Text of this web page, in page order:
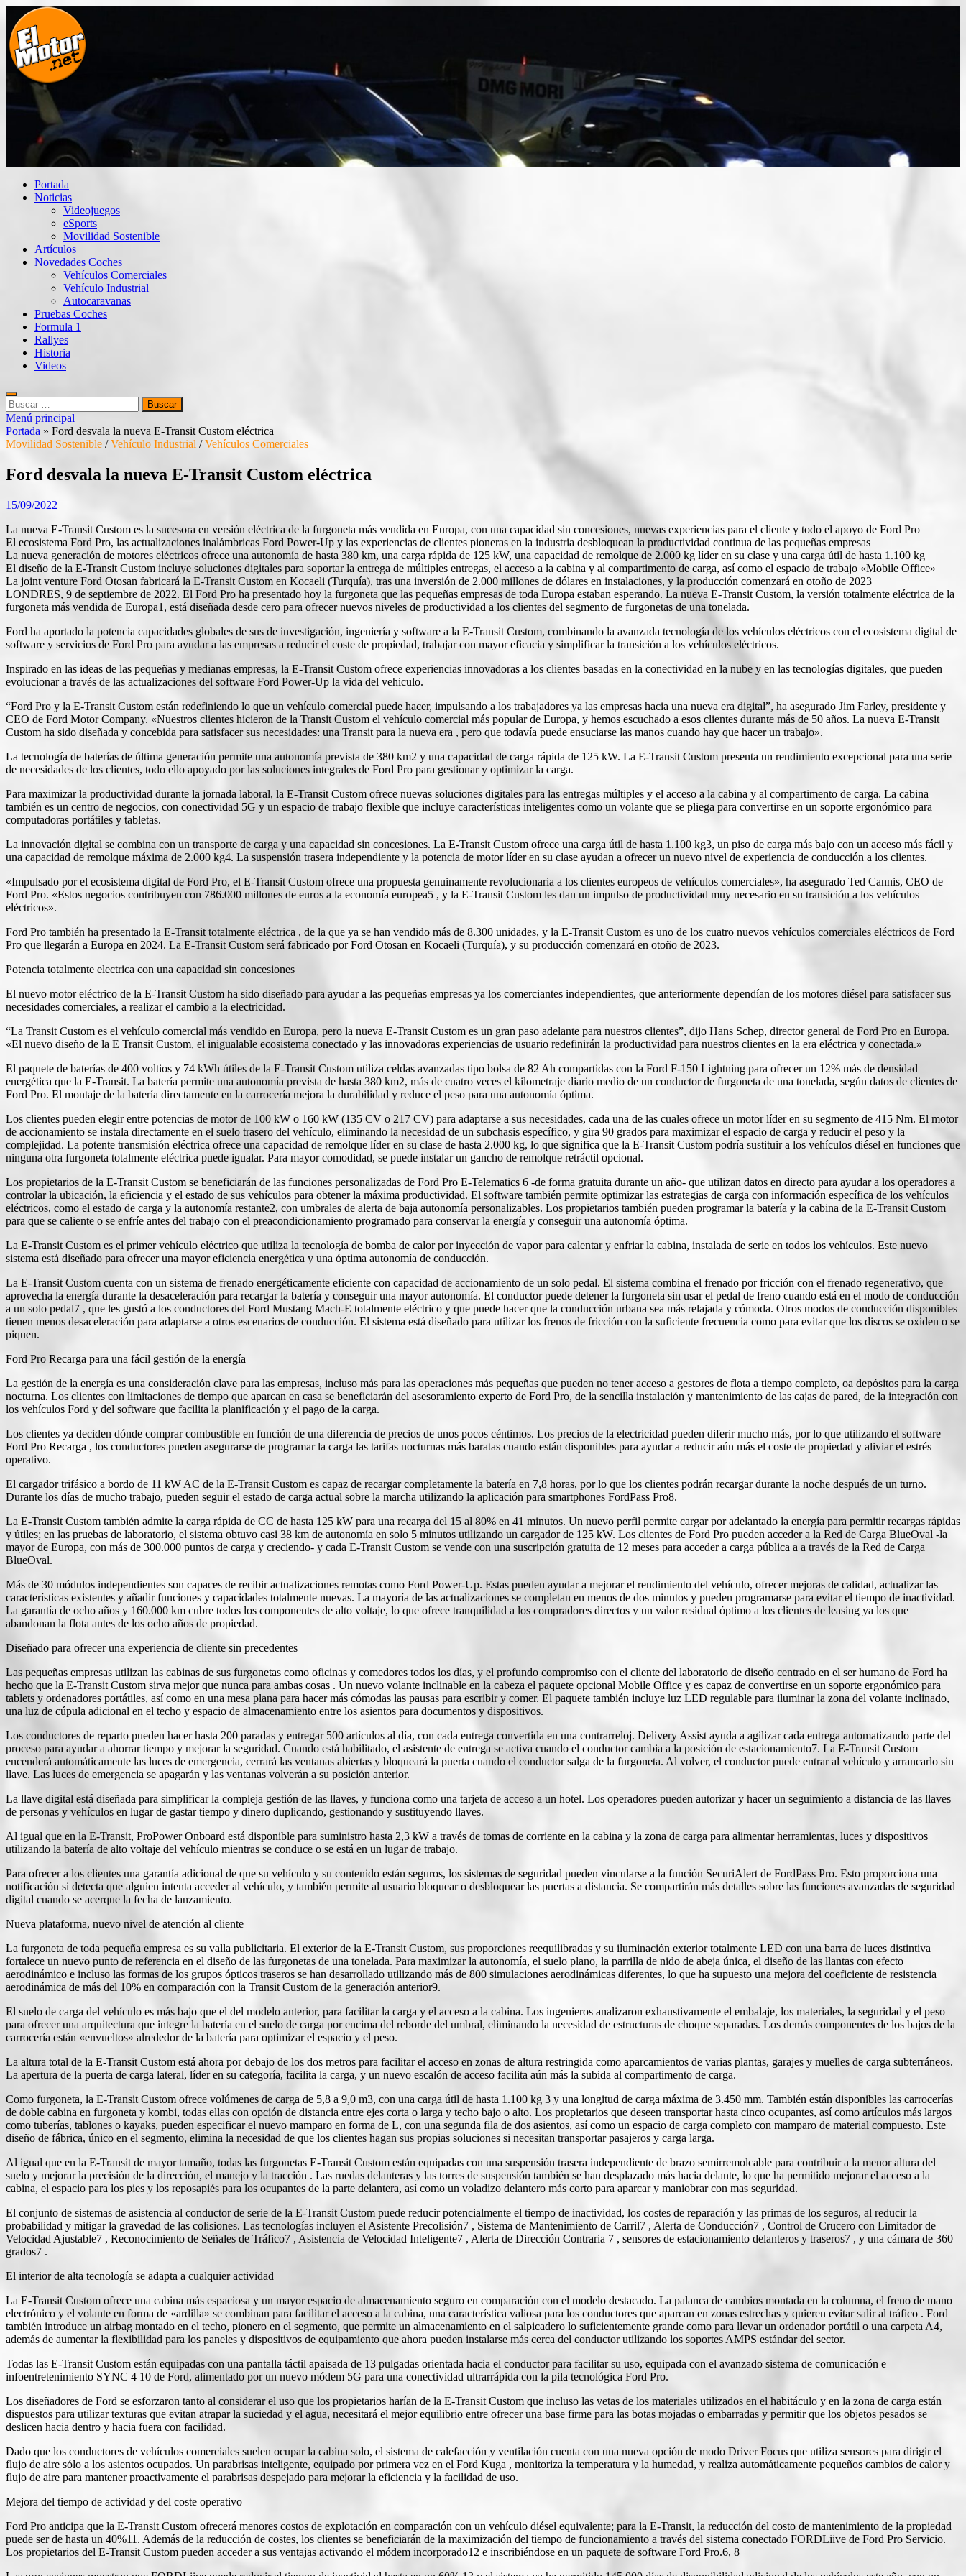
Saltar
contenido
El Motor punto Net
Información sobre novedades y pruebas de Automóviles
Portada
Noticias
Videojuegos
eSports
Movilidad Sostenible
Artículos
Novedades Coches
Vehículos Comerciales
Vehículo Industrial
Autocaravanas
Pruebas Coches
Formula 1
Rallyes
Historia
Videos
Buscar:
Menú principal
Portada » Ford desvala la nueva E-Transit Custom eléctrica
Movilidad Sostenible /Vehículo Industrial /Vehículos Comerciales
Ford desvala la nueva E-Transit Custom eléctrica
15/09/2022
La nueva E-Transit Custom es la sucesora en versión eléctrica de la furgoneta más vendida en Europa, con una capacidad sin concesiones, nuevas experiencias para el cliente y todo el apoyo de Ford Pro
El ecosistema Ford Pro, las actualizaciones inalámbricas Ford Power-Up y las experiencias de clientes pioneras en la industria desbloquean la productividad continua de las pequeñas empresas
La nueva generación de motores eléctricos ofrece una autonomía de hasta 380 km, una carga rápida de 125 kW, una capacidad de remolque de 2.000 kg líder en su clase y una carga útil de hasta 1.100 kg
El diseño de la E-Transit Custom incluye soluciones digitales para soportar la entrega de múltiples entregas, el acceso a la cabina y al compartimento de carga, así como el espacio de trabajo «Mobile Office»
La joint venture Ford Otosan fabricará la E-Transit Custom en Kocaeli (Turquía), tras una inversión de 2.000 millones de dólares en instalaciones, y la producción comenzará en otoño de 2023
LONDRES, 9 de septiembre de 2022. El Ford Pro ha presentado hoy la furgoneta que las pequeñas empresas de toda Europa estaban esperando. La nueva E-Transit Custom, la versión totalmente eléctrica de la
furgoneta más vendida de Europa1, está diseñada desde cero para ofrecer nuevos niveles de productividad a los clientes del segmento de furgonetas de una tonelada.
Ford ha aportado la potencia capacidades globales de sus de investigación, ingeniería y software a la E-Transit Custom, combinando la avanzada tecnología de los vehículos eléctricos con el ecosistema digital de
software y servicios de Ford Pro para ayudar a las empresas a reducir el coste de propiedad, trabajar con mayor eficacia y simplificar la transición a los vehículos eléctricos.
Inspirado en las ideas de las pequeñas y medianas empresas, la E-Transit Custom ofrece experiencias innovadoras a los clientes basadas en la conectividad en la nube y en las tecnologías digitales, que pueden
evolucionar a través de las actualizaciones del software Ford Power-Up la vida del vehiculo.
“Ford Pro y la E-Transit Custom están redefiniendo lo que un vehículo comercial puede hacer, impulsando a los trabajadores ya las empresas hacia una nueva era digital”, ha asegurado Jim Farley, presidente y
CEO de Ford Motor Company. «Nuestros clientes hicieron de la Transit Custom el vehículo comercial más popular de Europa, y hemos escuchado a esos clientes durante más de 50 años. La nueva E-Transit
Custom ha sido diseñada y concebida para satisfacer sus necesidades: una Transit para la nueva era , pero que todavía puede ensuciarse las manos cuando hay que hacer un trabajo».
La tecnología de baterías de última generación permite una autonomía prevista de 380 km2 y una capacidad de carga rápida de 125 kW. La E-Transit Custom presenta un rendimiento excepcional para una serie
de necesidades de los clientes, todo ello apoyado por las soluciones integrales de Ford Pro para gestionar y optimizar la carga.
Para maximizar la productividad durante la jornada laboral, la E-Transit Custom ofrece nuevas soluciones digitales para las entregas múltiples y el acceso a la cabina y al compartimento de carga. La cabina
también es un centro de negocios, con conectividad 5G y un espacio de trabajo flexible que incluye características inteligentes como un volante que se pliega para convertirse en un soporte ergonómico para
computadoras portátiles y tabletas.
La innovación digital se combina con un transporte de carga y una capacidad sin concesiones. La E-Transit Custom ofrece una carga útil de hasta 1.100 kg3, un piso de carga más bajo con un acceso más fácil y
una capacidad de remolque máxima de 2.000 kg4. La suspensión trasera independiente y la potencia de motor líder en su clase ayudan a ofrecer un nuevo nivel de experiencia de conducción a los clientes.
«Impulsado por el ecosistema digital de Ford Pro, el E-Transit Custom ofrece una propuesta genuinamente revolucionaria a los clientes europeos de vehículos comerciales», ha asegurado Ted Cannis, CEO de
Ford Pro. «Estos negocios contribuyen con 786.000 millones de euros a la economía europea5 , y la E-Transit Custom les dan un impulso de productividad muy necesario en su transición a los vehículos
eléctricos».
Ford Pro también ha presentado la E-Transit totalmente eléctrica , de la que ya se han vendido más de 8.300 unidades, y la E-Transit Custom es uno de los cuatro nuevos vehículos comerciales eléctricos de Ford
Pro que llegarán a Europa en 2024. La E-Transit Custom será fabricado por Ford Otosan en Kocaeli (Turquía), y su producción comenzará en otoño de 2023.
Potencia totalmente electrica con una capacidad sin concesiones
El nuevo motor eléctrico de la E-Transit Custom ha sido diseñado para ayudar a las pequeñas empresas ya los comerciantes independientes, que anteriormente dependían de los motores diésel para satisfacer sus
necesidades comerciales, a realizar el cambio a la electricidad.
“La Transit Custom es el vehículo comercial más vendido en Europa, pero la nueva E-Transit Custom es un gran paso adelante para nuestros clientes”, dijo Hans Schep, director general de Ford Pro en Europa.
«El nuevo diseño de la E Transit Custom, el inigualable ecosistema conectado y las innovadoras experiencias de usuario redefinirán la productividad para nuestros clientes en la era eléctrica y conectada.»
El paquete de baterías de 400 voltios y 74 kWh útiles de la E-Transit Custom utiliza celdas avanzadas tipo bolsa de 82 Ah compartidas con la Ford F-150 Lightning para ofrecer un 12% más de densidad
energética que la E-Transit. La batería permite una autonomía prevista de hasta 380 km2, más de cuatro veces el kilometraje diario medio de un conductor de furgoneta de una tonelada, según datos de clientes de
Ford Pro. El montaje de la batería directamente en la carrocería mejora la durabilidad y reduce el peso para una autonomía óptima.
Los clientes pueden elegir entre potencias de motor de 100 kW o 160 kW (135 CV o 217 CV) para adaptarse a sus necesidades, cada una de las cuales ofrece un motor líder en su segmento de 415 Nm. El motor
de accionamiento se instala directamente en el suelo trasero del vehículo, eliminando la necesidad de un subchasis específico, y gira 90 grados para maximizar el espacio de carga y reducir el peso y la
complejidad. La potente transmisión eléctrica ofrece una capacidad de remolque líder en su clase de hasta 2.000 kg, lo que significa que la E-Transit Custom podría sustituir a los vehículos diésel en funciones que
ninguna otra furgoneta totalmente eléctrica puede igualar. Para mayor comodidad, se puede instalar un gancho de remolque retráctil opcional.
Los propietarios de la E-Transit Custom se beneficiarán de las funciones personalizadas de Ford Pro E-Telematics 6 -de forma gratuita durante un año- que utilizan datos en directo para ayudar a los operadores a
controlar la ubicación, la eficiencia y el estado de sus vehículos para obtener la máxima productividad. El software también permite optimizar las estrategias de carga con información específica de los vehículos
eléctricos, como el estado de carga y la autonomía restante2, con umbrales de alerta de baja autonomía personalizables. Los propietarios también pueden programar la batería y la cabina de la E-Transit Custom
para que se caliente o se enfríe antes del trabajo con el preacondicionamiento programado para conservar la energía y conseguir una autonomía óptima.
La E-Transit Custom es el primer vehículo eléctrico que utiliza la tecnología de bomba de calor por inyección de vapor para calentar y enfriar la cabina, instalada de serie en todos los vehículos. Este nuevo
sistema está diseñado para ofrecer una mayor eficiencia energética y una óptima autonomía de conducción.
La E-Transit Custom cuenta con un sistema de frenado energéticamente eficiente con capacidad de accionamiento de un solo pedal. El sistema combina el frenado por fricción con el frenado regenerativo, que
aprovecha la energía durante la desaceleración para recargar la batería y conseguir una mayor autonomía. El conductor puede detener la furgoneta sin usar el pedal de freno cuando está en el modo de conducción
a un solo pedal7 , que les gustó a los conductores del Ford Mustang Mach-E totalmente eléctrico y que puede hacer que la conducción urbana sea más relajada y cómoda. Otros modos de conducción disponibles
tienen menos desaceleración para adaptarse a otros escenarios de conducción. El sistema está diseñado para utilizar los frenos de fricción con la suficiente frecuencia como para evitar que los discos se oxiden o se
piquen.
Ford Pro Recarga para una fácil gestión de la energía
La gestión de la energía es una consideración clave para las empresas, incluso más para las operaciones más pequeñas que pueden no tener acceso a gestores de flota a tiempo completo, oa depósitos para la carga
nocturna. Los clientes con limitaciones de tiempo que aparcan en casa se beneficiarán del asesoramiento experto de Ford Pro, de la sencilla instalación y mantenimiento de las cajas de pared, de la integración con
los vehículos Ford y del software que facilita la planificación y el pago de la carga.
Los clientes ya deciden dónde comprar combustible en función de una diferencia de precios de unos pocos céntimos. Los precios de la electricidad pueden diferir mucho más, por lo que utilizando el software
Ford Pro Recarga , los conductores pueden asegurarse de programar la carga las tarifas nocturnas más baratas cuando están disponibles para ayudar a reducir aún más el coste de propiedad y aliviar el estrés
operativo.
El cargador trifásico a bordo de 11 kW AC de la E-Transit Custom es capaz de recargar completamente la batería en 7,8 horas, por lo que los clientes podrán recargar durante la noche después de un turno.
Durante los días de mucho trabajo, pueden seguir el estado de carga actual sobre la marcha utilizando la aplicación para smartphones FordPass Pro8.
La E-Transit Custom también admite la carga rápida de CC de hasta 125 kW para una recarga del 15 al 80% en 41 minutos. Un nuevo perfil permite cargar por adelantado la energía para permitir recargas rápidas
y útiles; en las pruebas de laboratorio, el sistema obtuvo casi 38 km de autonomía en solo 5 minutos utilizando un cargador de 125 kW. Los clientes de Ford Pro pueden acceder a la Red de Carga BlueOval -la
mayor de Europa, con más de 300.000 puntos de carga y creciendo- y cada E-Transit Custom se vende con una suscripción gratuita de 12 meses para acceder a carga pública a a través de la Red de Carga
BlueOval.
Más de 30 módulos independientes son capaces de recibir actualizaciones remotas como Ford Power-Up. Estas pueden ayudar a mejorar el rendimiento del vehículo, ofrecer mejoras de calidad, actualizar las
características existentes y añadir funciones y capacidades totalmente nuevas. La mayoría de las actualizaciones se completan en menos de dos minutos y pueden programarse para evitar el tiempo de inactividad.
La garantía de ocho años y 160.000 km cubre todos los componentes de alto voltaje, lo que ofrece tranquilidad a los compradores directos y un valor residual óptimo a los clientes de leasing ya los que
abandonan la flota antes de los ocho años de propiedad.
Diseñado para ofrecer una experiencia de cliente sin precedentes
Las pequeñas empresas utilizan las cabinas de sus furgonetas como oficinas y comedores todos los días, y el profundo compromiso con el cliente del laboratorio de diseño centrado en el ser humano de Ford ha
hecho que la E-Transit Custom sirva mejor que nunca para ambas cosas . Un nuevo volante inclinable en la cabeza el paquete opcional Mobile Office y es capaz de convertirse en un soporte ergonómico para
tablets y ordenadores portátiles, así como en una mesa plana para hacer más cómodas las pausas para escribir y comer. El paquete también incluye luz LED regulable para iluminar la zona del volante inclinado,
una luz de cúpula adicional en el techo y espacio de almacenamiento entre los asientos para documentos y dispositivos.
Los conductores de reparto pueden hacer hasta 200 paradas y entregar 500 artículos al día, con cada entrega convertida en una contrarreloj. Delivery Assist ayuda a agilizar cada entrega automatizando parte del
proceso para ayudar a ahorrar tiempo y mejorar la seguridad. Cuando está habilitado, el asistente de entrega se activa cuando el conductor cambia a la posición de estacionamiento7. La E-Transit Custom
encenderá automáticamente las luces de emergencia, cerrará las ventanas abiertas y bloqueará la puerta cuando el conductor salga de la furgoneta. Al volver, el conductor puede entrar al vehículo y arrancarlo sin
llave. Las luces de emergencia se apagarán y las ventanas volverán a su posición anterior.
La llave digital está diseñada para simplificar la compleja gestión de las llaves, y funciona como una tarjeta de acceso a un hotel. Los operadores pueden autorizar y hacer un seguimiento a distancia de las llaves
de personas y vehículos en lugar de gastar tiempo y dinero duplicando, gestionando y sustituyendo llaves.
Al igual que en la E-Transit, ProPower Onboard está disponible para suministro hasta 2,3 kW a través de tomas de corriente en la cabina y la zona de carga para alimentar herramientas, luces y dispositivos
utilizando la batería de alto voltaje del vehículo mientras se conduce o se está en un lugar de trabajo.
Para ofrecer a los clientes una garantía adicional de que su vehículo y su contenido están seguros, los sistemas de seguridad pueden vincularse a la función SecuriAlert de FordPass Pro. Esto proporciona una
notificación si detecta que alguien intenta acceder al vehículo, y también permite al usuario bloquear o desbloquear las puertas a distancia. Se compartirán más detalles sobre las funciones avanzadas de seguridad
digital cuando se acerque la fecha de lanzamiento.
Nueva plataforma, nuevo nivel de atención al cliente
La furgoneta de toda pequeña empresa es su valla publicitaria. El exterior de la E-Transit Custom, sus proporciones reequilibradas y su iluminación exterior totalmente LED con una barra de luces distintiva
fortalece un nuevo punto de referencia en el diseño de las furgonetas de una tonelada. Para maximizar la autonomía, el suelo plano, la parrilla de nido de abeja única, el diseño de las llantas con efecto
aerodinámico e incluso las formas de los grupos ópticos traseros se han desarrollado utilizando más de 800 simulaciones aerodinámicas diferentes, lo que ha supuesto una mejora del coeficiente de resistencia
aerodinámica de más del 10% en comparación con la Transit Custom de la generación anterior9.
El suelo de carga del vehículo es más bajo que el del modelo anterior, para facilitar la carga y el acceso a la cabina. Los ingenieros analizaron exhaustivamente el embalaje, los materiales, la seguridad y el peso
para ofrecer una arquitectura que integre la batería en el suelo de carga por encima del reborde del umbral, eliminando la necesidad de estructuras de choque separadas. Los demás componentes de los bajos de la
carrocería están «envueltos» alrededor de la batería para optimizar el espacio y el peso.
La altura total de la E-Transit Custom está ahora por debajo de los dos metros para facilitar el acceso en zonas de altura restringida como aparcamientos de varias plantas, garajes y muelles de carga subterráneos.
La apertura de la puerta de carga lateral, líder en su categoría, facilita la carga, y un nuevo escalón de acceso facilita aún más la subida al compartimento de carga.
Como furgoneta, la E-Transit Custom ofrece volúmenes de carga de 5,8 a 9,0 m3, con una carga útil de hasta 1.100 kg 3 y una longitud de carga máxima de 3.450 mm. También están disponibles las carrocerías
de doble cabina en furgoneta y kombi, todas ellas con opción de distancia entre ejes corta o larga y techo bajo o alto. Los propietarios que deseen transportar hasta cinco ocupantes, así como artículos más largos
como tuberías, tablones o kayaks, pueden especificar el nuevo mamparo en forma de L, con una segunda fila de dos asientos, así como un espacio de carga completo con mamparo de material compuesto. Este
diseño de fábrica, único en el segmento, elimina la necesidad de que los clientes hagan sus propias soluciones si necesitan transportar pasajeros y carga larga.
Al igual que en la E-Transit de mayor tamaño, todas las furgonetas E-Transit Custom están equipadas con una suspensión trasera independiente de brazo semirremolcable para contribuir a la menor altura del
suelo y mejorar la precisión de la dirección, el manejo y la tracción . Las ruedas delanteras y las torres de suspensión también se han desplazado más hacia delante, lo que ha permitido mejorar el acceso a la
cabina, el espacio para los pies y los reposapiés para los ocupantes de la parte delantera, así como un voladizo delantero más corto para aparcar y maniobrar con mas seguridad.
El conjunto de sistemas de asistencia al conductor de serie de la E-Transit Custom puede reducir potencialmente el tiempo de inactividad, los costes de reparación y las primas de los seguros, al reducir la
probabilidad y mitigar la gravedad de las colisiones. Las tecnologías incluyen el Asistente Precolisión7 , Sistema de Mantenimiento de Carril7 , Alerta de Conducción7 , Control de Crucero con Limitador de
Velocidad Ajustable7 , Reconocimiento de Señales de Tráfico7 , Asistencia de Velocidad Inteligente7 , Alerta de Dirección Contraria 7 , sensores de estacionamiento delanteros y traseros7 , y una cámara de 360 ​​
grados7 .
El interior de alta tecnología se adapta a cualquier actividad
La E-Transit Custom ofrece una cabina más espaciosa y un mayor espacio de almacenamiento seguro en comparación con el modelo destacado. La palanca de cambios montada en la columna, el freno de mano
electrónico y el volante en forma de «ardilla» se combinan para facilitar el acceso a la cabina, una característica valiosa para los conductores que aparcan en zonas estrechas y quieren evitar salir al tráfico . Ford
también introduce un airbag montado en el techo, pionero en el segmento, que permite un almacenamiento en el salpicadero lo suficientemente grande como para llevar un ordenador portátil o una carpeta A4,
además de aumentar la flexibilidad para los paneles y dispositivos de equipamiento que ahora pueden instalarse más cerca del conductor utilizando los soportes AMPS estándar del sector.
Todas las E-Transit Custom están equipadas con una pantalla táctil apaisada de 13 pulgadas orientada hacia el conductor para facilitar su uso, equipada con el avanzado sistema de comunicación e
infoentretenimiento SYNC 4 10 de Ford, alimentado por un nuevo módem 5G para una conectividad ultrarrápida con la pila tecnológica Ford Pro.
Los diseñadores de Ford se esforzaron tanto al considerar el uso que los propietarios harían de la E-Transit Custom que incluso las vetas de los materiales utilizados en el habitáculo y en la zona de carga están
dispuestos para utilizar texturas que evitan atrapar la suciedad y el agua, necesitará el mejor equilibrio entre ofrecer una base firme para las botas mojadas o embarradas y permitir que los objetos pesados ​​se
deslicen hacia dentro y hacia fuera con facilidad.
Dado que los conductores de vehículos comerciales suelen ocupar la cabina solo, el sistema de calefacción y ventilación cuenta con una nueva opción de modo Driver Focus que utiliza sensores para dirigir el
flujo de aire sólo a los asientos ocupados. Un parabrisas inteligente, equipado por primera vez en el Ford Kuga , monitoriza la temperatura y la humedad, y realiza automáticamente pequeños cambios de calor y
flujo de aire para mantener proactivamente el parabrisas despejado para mejorar la eficiencia y la facilidad de uso.
Mejora del tiempo de actividad y del coste operativo
Ford Pro anticipa que la E-Transit Custom ofrecerá menores costos de explotación en comparación con un vehículo diésel equivalente; para la E-Transit, la reducción del costo de mantenimiento de la propiedad
puede ser de hasta un 40%11. Además de la reducción de costes, los clientes se beneficiarán de la maximización del tiempo de funcionamiento a través del sistema conectado FORDLiive de Ford Pro Servicio.
Los propietarios del E-Transit Custom pueden acceder a sus ventajas activando el módem incorporado12 e inscribiéndose en un paquete de software Ford Pro.6, 8